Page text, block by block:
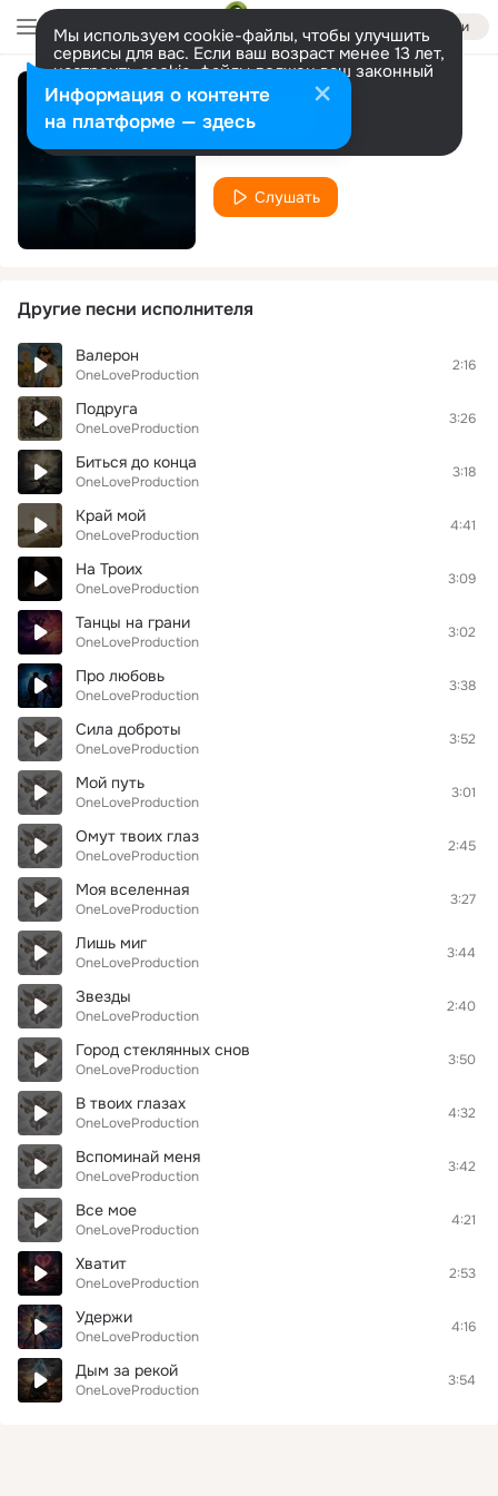
Войти
Мы используем cookie-файлы, чтобы улучшить
сервисы для вас. Если ваш возраст менее 13 лет,
настроить cookie-файлы должен ваш законный
представитель. Больше информации
Разрешить все Настроить
Тону в тебе
OneLoveProduction
Слушать
Другие песни исполнителя
Валерон
OneLoveProduction
2:16
Подруга
OneLoveProduction
3:26
Биться до конца
OneLoveProduction
3:18
Край мой
OneLoveProduction
4:41
На Троих
OneLoveProduction
3:09
Танцы на грани
OneLoveProduction
3:02
Про любовь
OneLoveProduction
3:38
Сила доброты
OneLoveProduction
3:52
Мой путь
OneLoveProduction
3:01
Омут твоих глаз
OneLoveProduction
2:45
Моя вселенная
OneLoveProduction
3:27
Лишь миг
OneLoveProduction
3:44
Звезды
OneLoveProduction
2:40
Город стеклянных снов
OneLoveProduction
3:50
В твоих глазах
OneLoveProduction
4:32
Вспоминай меня
OneLoveProduction
3:42
Все мое
OneLoveProduction
4:21
Хватит
OneLoveProduction
2:53
Удержи
OneLoveProduction
4:16
Дым за рекой
OneLoveProduction
3:54
Информация о контенте
на платформе — здесь